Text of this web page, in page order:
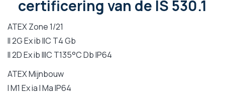
certificering van de IS 530.1
ATEX Zone 1/21
II 2G Ex ib IIC T4 Gb
II 2D Ex ib IIIC T135°C Db IP64
ATEX Mijnbouw
I M1 Ex ia I Ma IP64